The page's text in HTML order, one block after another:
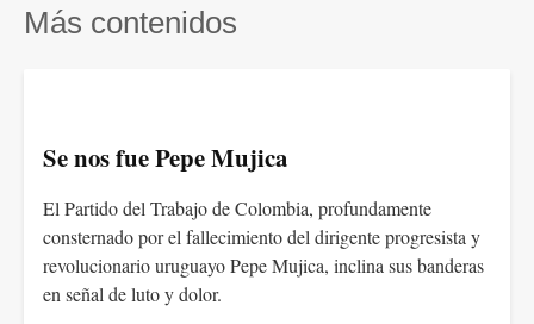
Más contenidos
Se nos fue Pepe Mujica
El Partido del Trabajo de Colombia, profundamente
consternado por el fallecimiento del dirigente progresista y
revolucionario uruguayo Pepe Mujica, inclina sus banderas
en señal de luto y dolor.